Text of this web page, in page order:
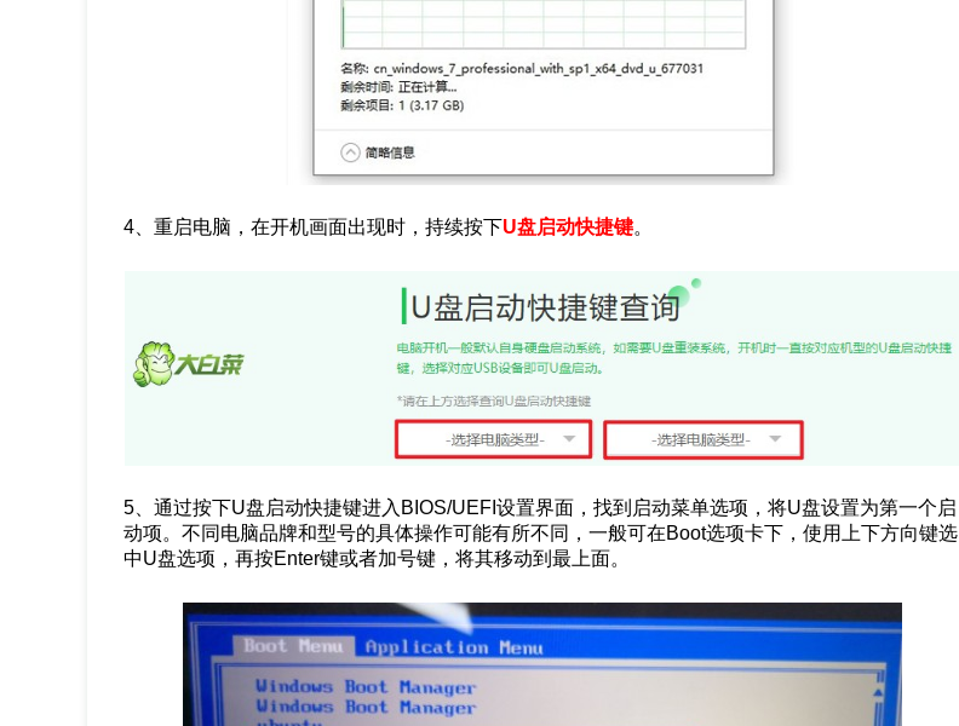
4、重启电脑，在开机画面出现时，持续按下U盘启动快捷键。
5、通过按下U盘启动快捷键进入BIOS/UEFI设置界面，找到启动菜单选项，将U盘设置为第一个启
动项。不同电脑品牌和型号的具体操作可能有所不同，一般可在Boot选项卡下，使用上下方向键选
中U盘选项，再按Enter键或者加号键，将其移动到最上面。